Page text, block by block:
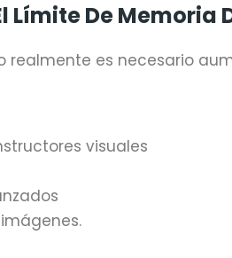
De Memoria
realmente es necesario
visuales